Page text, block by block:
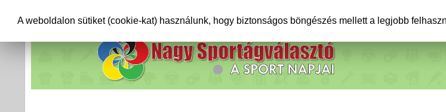
A weboldalon sütiket (cookie-kat) használunk, hogy biztonságos böngészés mellett a legjobb